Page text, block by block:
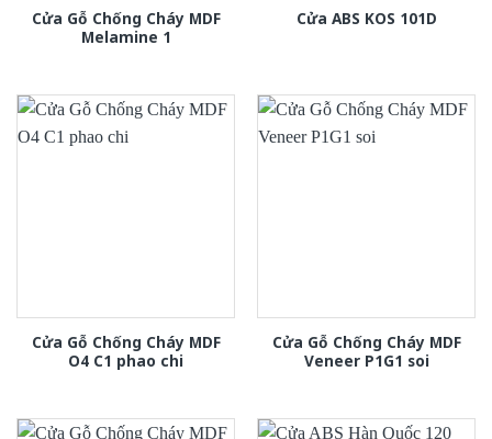
Cửa Gỗ Chống Cháy MDF
Melamine 1
Cửa ABS KOS 101D
Cửa Gỗ Chống Cháy MDF
O4 C1 phao chi
Cửa Gỗ Chống Cháy MDF
Veneer P1G1 soi